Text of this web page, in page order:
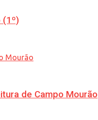
(1º)
de Campo Mourão